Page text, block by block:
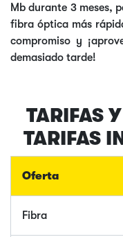
Mb durante 3 meses,
fibra óptica más
compromiso y
demasiado tarde!
TARIFAS
TARIFAS